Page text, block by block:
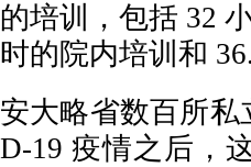
的培训，包括 32
时的院内培训和
安大略省数百所
D-19 疫情之后，